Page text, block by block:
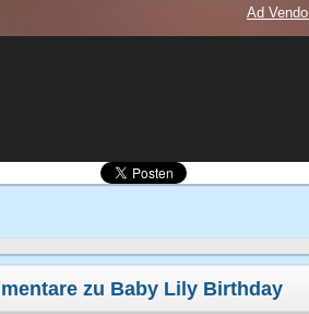
zu Baby Lily Birthday